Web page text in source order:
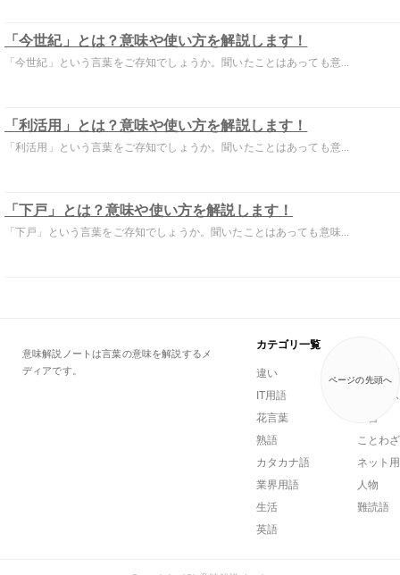
「今世紀」とは？意味や使い方を解説します！
「今世紀」という言葉をご存知でしょうか。聞いたことはあっても意...
「利活用」とは？意味や使い方を解説します！
「利活用」という言葉をご存知でしょうか。聞いたことはあっても意...
「下戸」とは？意味や使い方を解説します！
「下戸」という言葉をご存知でしょうか。聞いたことはあっても意味...
ページの先頭へ
意味解説ノートは言葉の意味を解説するメ
ディアです。
カテゴリ一覧
違い
一般用語
IT用語
ビジネ
花言葉
方言
熟語
ことわ
カタカナ語
ネット
業界用語
人物
生活
難読語
英語